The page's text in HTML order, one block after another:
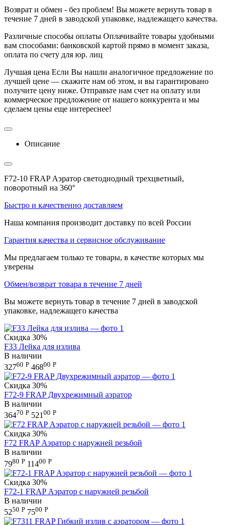
Возврат и обмен - без проблем! Вы можете вернуть товар в
течение 7 дней в заводской упаковке, надлежащего качества.
Различные способы оплаты Оплачивайте товары удобными
вам способами: банковской картой прямо в момент заказа,
оплата по счету для юр. лиц
Лучшая цена Если Вы нашли аналогичное предложение по
лучшей цене — скажите нам об этом, и вы гарантировано
получите цену ниже. Отправьте нам счет на оплату или
коммерческое предложение от нашего конкурента и мы
сделаем цены еще интереснее!
Описание
F72-10 FRAP Аэратор светодиодный трехцветный,
поворотный на 360°
Быстро и качественно доставляем
Наша компания производит доставку по всей России
Гарантия качества и сервисное обслуживание
Мы предлагаем только те товары, в качестве которых мы
уверены
Обмен/возврат товара в течение 7 дней
Вы можете вернуть товар в течение 7 дней в заводской
упаковке, надлежащего качества
Скидка 30%
F33 Лейка для излива
В наличии
32760 Р 46800 Р
Скидка 30%
F72-9 FRAP Двухрежимный аэратор
В наличии
36470 Р 521 00 Р
Скидка 30%
F72 FRAP Аэратор с наружней резьбой
В наличии
7980 Р 11400 Р
Скидка 30%
F72-1 FRAP Аэратор с наружней резьбой
В наличии
5250 Р 7500 Р